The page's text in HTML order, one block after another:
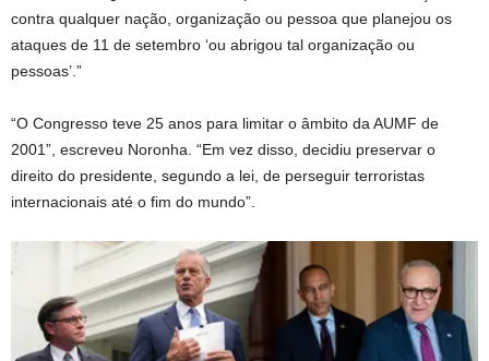
contra qualquer nação, organização ou pessoa que planejou os
ataques de 11 de setembro ‘ou abrigou tal organização ou
pessoas’.”
“O Congresso teve 25 anos para limitar o âmbito da AUMF de
2001”, escreveu Noronha. “Em vez disso, decidiu preservar o
direito do presidente, segundo a lei, de perseguir terroristas
internacionais até o fim do mundo”.